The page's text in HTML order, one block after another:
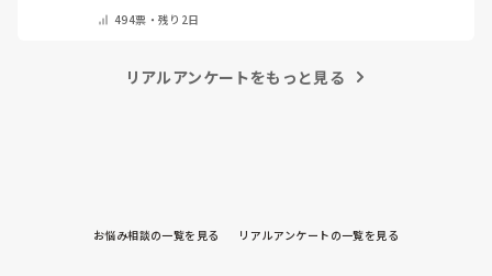
494票・残り2日
リアルアンケートをもっと見る
お悩み相談の一覧を見る リアルアンケートの一覧を見る